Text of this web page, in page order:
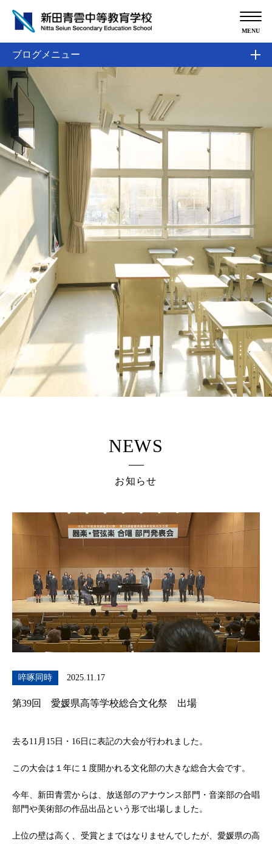
NEWS
お知らせ
啐啄同時 2025.11.17
第39回 愛媛県高等学校総合文化祭 出場
去る11月15日・16日に表記の大会が行われました。
この大会は１年に１度開かれる文化部の大きな総合大会です。
今年、新田青雲からは、放送部のアナウンス部門・音楽部の合唱
部門や美術部の作品出品という形で出場しました。
上位の壁は高く、受賞とまではなりませんでしたが、愛媛県の高